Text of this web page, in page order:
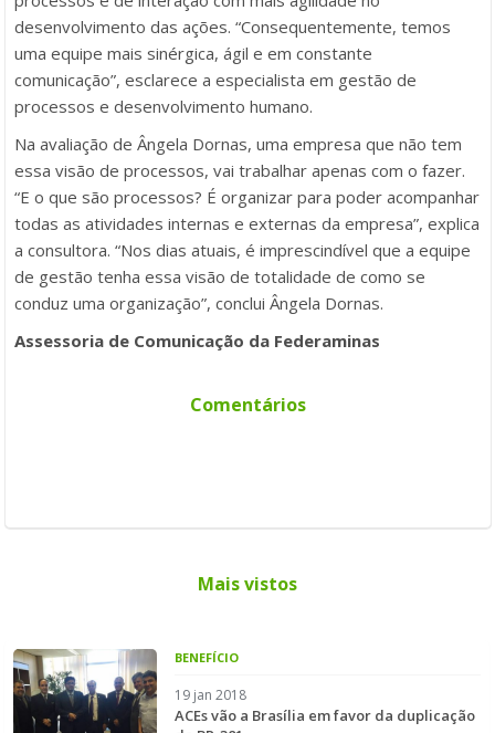
desenvolvimento das ações. “Consequentemente, temos
uma equipe mais sinérgica, ágil e em constante
comunicação”, esclarece a especialista em gestão de
processos e desenvolvimento humano.
Na avaliação de Ângela Dornas, uma empresa que não tem
essa visão de processos, vai trabalhar apenas com o fazer.
“E o que são processos? É organizar para poder acompanhar
todas as atividades internas e externas da empresa”, explica
a consultora. “Nos dias atuais, é imprescindível que a equipe
de gestão tenha essa visão de totalidade de como se
conduz uma organização”, conclui Ângela Dornas.
Assessoria de Comunicação da Federaminas
Comentários
Mais vistos
BENEFÍCIO
19 jan 2018
ACEs vão a Brasília em favor da duplicação